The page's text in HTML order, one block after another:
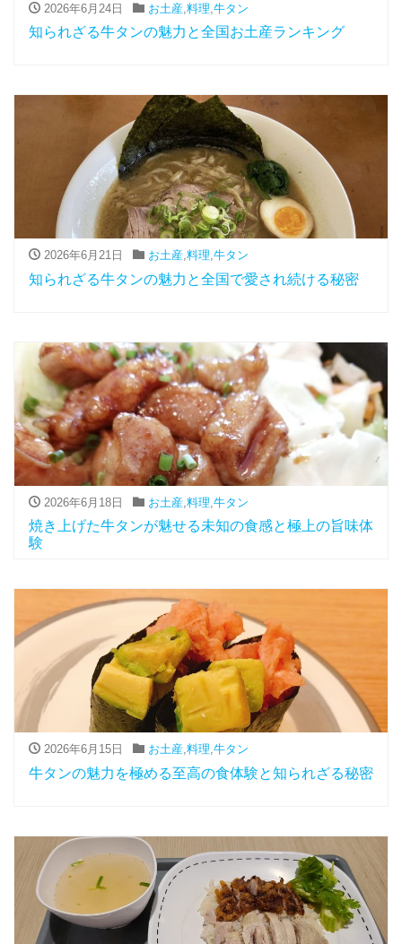
2026年6月24日 お土産, 料理 牛タン
知られざる牛タンの魅力と全国お土産ランキング
2026年6月21日 お土産,料理,牛タン
知られざる牛タンの魅力と全国で愛され続ける秘密
2026年6月18日 お土産, 料理 牛タン
焼き上げた牛タンが魅せる未知の食感と極上の旨味体
験
2026年6月15日 お土産,料理,牛タン
牛タンの魅力を極める至高の食体験と知られざる秘密